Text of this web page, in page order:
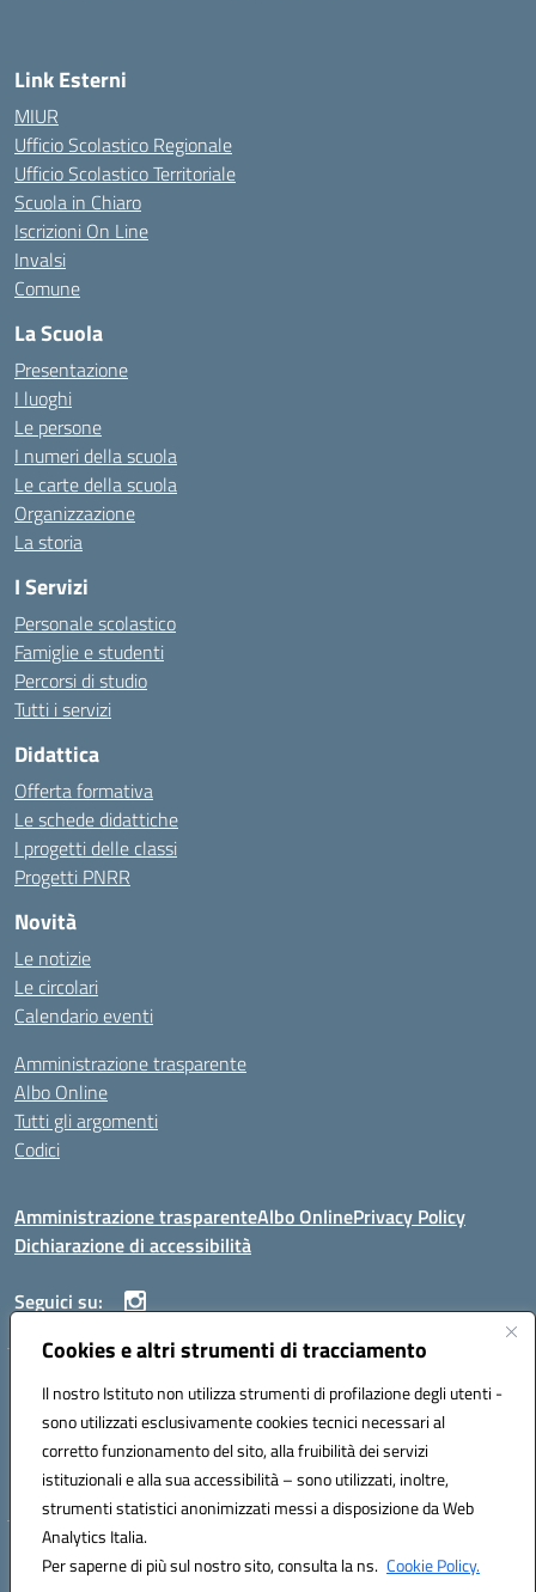
Cookies e altri strumenti di tracciamento
Il nostro Istituto non utilizza strumenti di profilazione degli utenti -
sono utilizzati esclusivamente cookies tecnici necessari al
corretto funzionamento del sito, alla fruibilità dei servizi
istituzionali e alla sua accessibilità – sono utilizzati, inoltre,
strumenti statistici anonimizzati messi a disposizione da Web
Analytics Italia.
Per saperne di più sul nostro sito, consulta la ns. Cookie Policy.
Link Esterni
MIUR
Ufficio Scolastico Regionale
Ufficio Scolastico Territoriale
Scuola in Chiaro
Iscrizioni On Line
Invalsi
Comune
La Scuola
Presentazione
I luoghi
Le persone
I numeri della scuola
Le carte della scuola
Organizzazione
La storia
I Servizi
Personale scolastico
Famiglie e studenti
Percorsi di studio
Tutti i servizi
Didattica
Offerta formativa
Le schede didattiche
I progetti delle classi
Progetti PNRR
Novità
Le notizie
Le circolari
Calendario eventi
Amministrazione trasparente
Albo Online
Tutti gli argomenti
Codici
Amministrazione trasparenteAlbo OnlinePrivacy Policy
Dichiarazione di accessibilità
Seguici su:
ISTITUTO ISTRUZIONE SUPERIORE ANGELO ROTH
Codice fiscale: 80004310902 Codice meccanografico: SSIS019006
Telefono: 079951627
Mail: SSIS019006@istruzione.it PEC: SSIS019006@pec.istruzione.it
Hosting & Powered by 3D Solution S.r.l.
Concept & Design by Designers Italia